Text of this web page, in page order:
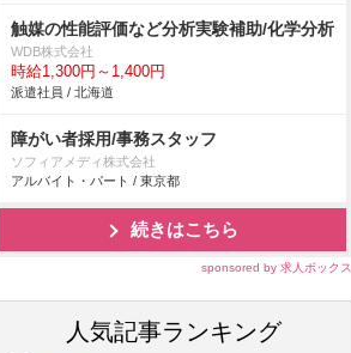
触媒の性能評価など分析実験補助/化学分析
WDB株式会社
時給1,300円～1,400円
派遣社員 / 北海道
障がい者採用/事務スタッフ
ソフィアメディ株式会社
アルバイト・パート / 東京都
続きはこちら
sponsored by 求人ボックス
人気記事ランキング